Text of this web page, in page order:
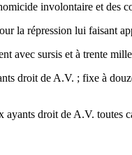
involontaire et des
la répression lui faisant
avec sursis et à trente
droit de A.V. ; fixe à
droit de A.V. toutes